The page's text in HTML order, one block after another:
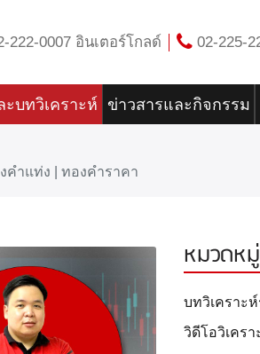
222-0007 อินเตอร์โกลด์ 02-225-
ะบทวิเคราะห์ ข่าวสารและกิจกรรม
คำแท่ง | ทองคำราคา
หมวดห
บทวิเคราะ
วิดีโอวิเคร